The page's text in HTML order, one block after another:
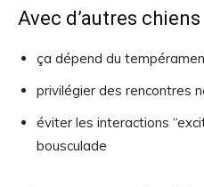
Avec d’autres chiens
ça dépend du
privilégier des rencontres
éviter les interactions
bousculade